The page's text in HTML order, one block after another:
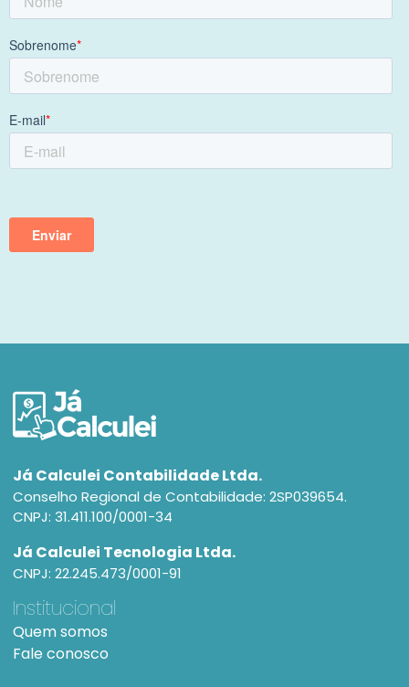
Já Calculei Contabilidade Ltda.
Conselho Regional de Contabilidade: 2SP039654.
CNPJ: 31.411.100/0001-34
Já Calculei Tecnologia Ltda.
CNPJ: 22.245.473/0001-91
Institucional
Quem somos
Fale conosco